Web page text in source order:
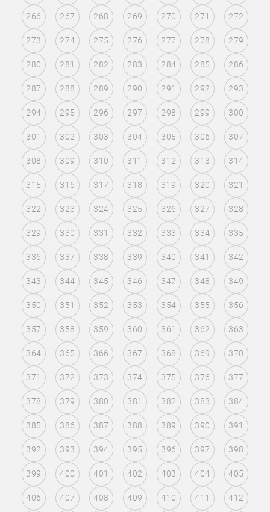
266 267 268 269 270 271 272
273 274 275 276 277 278 279
280 281 282 283 284 285 286
287 288 289 290 291 292 293
294 295 296 297 298 299 300
301 302 303 304 305 306 307
308 309 310 311 312 313 314
315 316 317 318 319 320 321
322 323 324 325 326 327 328
329 330 331 332 333 334 335
336 337 338 339 340 341 342
343 344 345 346 347 348 349
350 351 352 353 354 355 356
357 358 359 360 361 362 363
364 365 366 367 368 369 370
371 372 373 374 375 376 377
378 379 380 381 382 383 384
385 386 387 388 389 390 391
392 393 394 395 396 397 398
399 400 401 402 403 404 405
406 407 408 409 410 411 412